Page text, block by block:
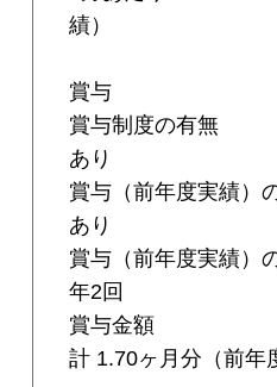
績）
賞与
賞与制度の有無
あり
賞与（前年度実績）
あり
賞与（前年度実績）
年2回
賞与金額
計 1.70ヶ月分（前年